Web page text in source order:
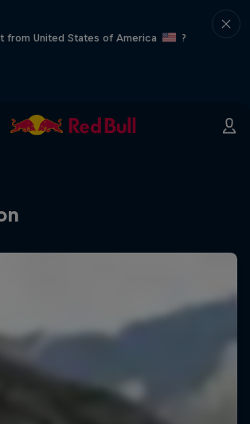
from United States of America
?